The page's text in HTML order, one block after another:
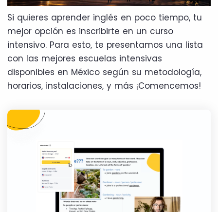
Si quieres aprender inglés en poco tiempo, tu
mejor opción es inscribirte en un curso
intensivo. Para esto, te presentamos una lista
con las mejores escuelas intensivas
disponibles en México según su metodología,
horarios, instalaciones, y más ¡Comencemos!